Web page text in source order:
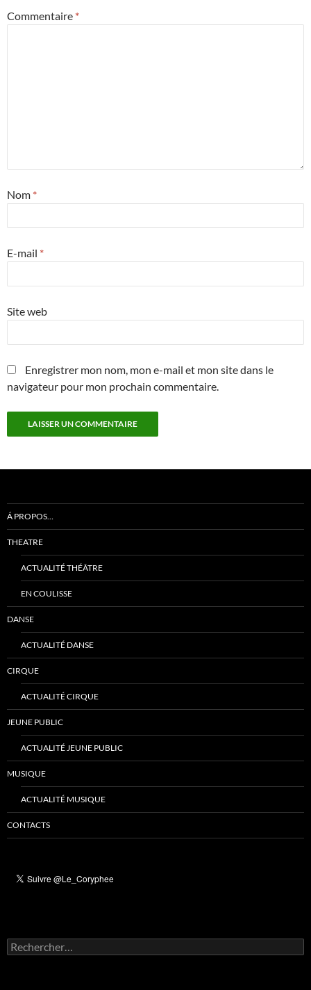
Commentaire *
Nom *
E-mail *
Site web
Enregistrer mon nom, mon e-mail et mon site dans le
navigateur pour mon prochain commentaire.
Á PROPOS…
THEATRE
ACTUALITÉ THÉÂTRE
EN COULISSE
DANSE
ACTUALITÉ DANSE
CIRQUE
ACTUALITÉ CIRQUE
JEUNE PUBLIC
ACTUALITÉ JEUNE PUBLIC
MUSIQUE
ACTUALITÉ MUSIQUE
CONTACTS
Rechercher :